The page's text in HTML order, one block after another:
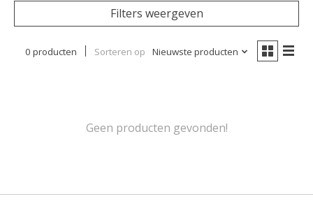
Filters weergeven
0 producten Sorteren op Nieuwste producten
Geen producten gevonden!